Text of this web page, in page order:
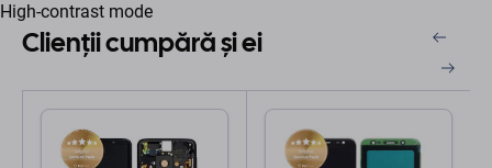
High-contrast mode
Clienții cumpără și ei